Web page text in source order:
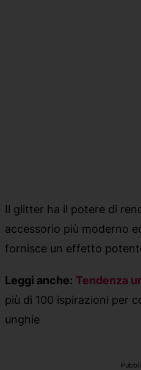
Il glitter ha il potere di
accessorio più moderno
fornisce un effetto
Leggi anche: Tendenza
più di 100 ispirazioni per
unghie